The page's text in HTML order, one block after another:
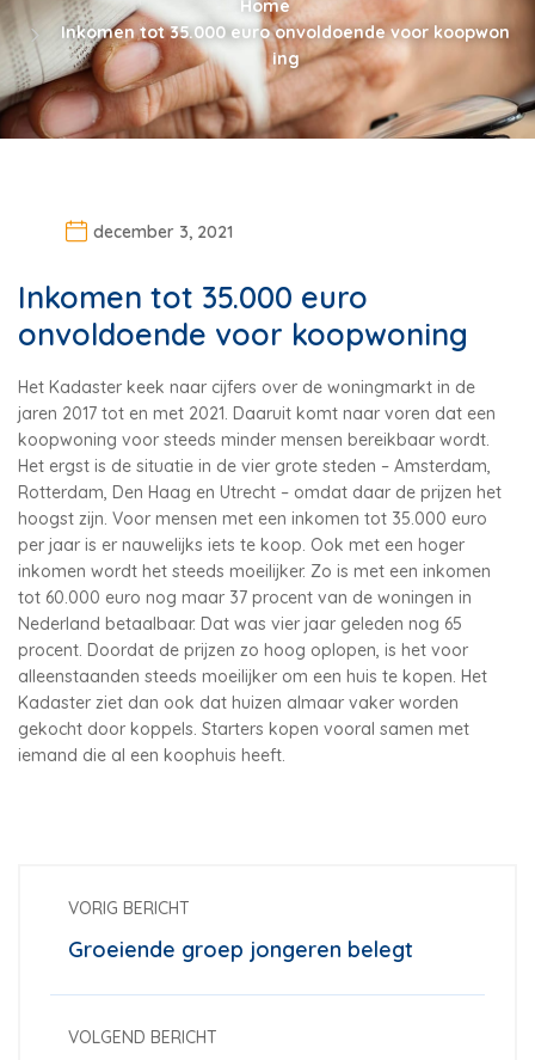
Home
Inkomen tot 35.000 euro onvoldoende voor koopwon
ing
december 3, 2021
Inkomen tot 35.000 euro
onvoldoende voor koopwoning
Het Kadaster keek naar cijfers over de woningmarkt in de
jaren 2017 tot en met 2021. Daaruit komt naar voren dat een
koopwoning voor steeds minder mensen bereikbaar wordt.
Het ergst is de situatie in de vier grote steden – Amsterdam,
Rotterdam, Den Haag en Utrecht – omdat daar de prijzen het
hoogst zijn. Voor mensen met een inkomen tot 35.000 euro
per jaar is er nauwelijks iets te koop. Ook met een hoger
inkomen wordt het steeds moeilijker. Zo is met een inkomen
tot 60.000 euro nog maar 37 procent van de woningen in
Nederland betaalbaar. Dat was vier jaar geleden nog 65
procent. Doordat de prijzen zo hoog oplopen, is het voor
alleenstaanden steeds moeilijker om een huis te kopen. Het
Kadaster ziet dan ook dat huizen almaar vaker worden
gekocht door koppels. Starters kopen vooral samen met
iemand die al een koophuis heeft.
VORIG BERICHT
Groeiende groep jongeren belegt
VOLGEND BERICHT